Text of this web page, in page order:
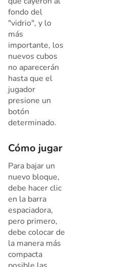
fondo del
"vidrio", y lo
más
importante, los
nuevos cubos
no aparecerán
hasta que el
jugador
presione un
botón
determinado.
Cómo jugar
Para bajar un
nuevo bloque,
debe hacer clic
en la barra
espaciadora,
pero primero,
debe colocar de
la manera más
compacta